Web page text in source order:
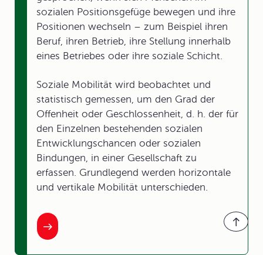
sozialen Positionsgefüge bewegen und ihre
Positionen wechseln – zum Beispiel ihren
Beruf, ihren Betrieb, ihre Stellung innerhalb
eines Betriebes oder ihre soziale Schicht.
Soziale Mobilität wird beobachtet und
statistisch gemessen, um den Grad der
Offenheit oder Geschlossenheit, d. h. der für
den Einzelnen bestehenden sozialen
Entwicklungschancen oder sozialen
Bindungen, in einer Gesellschaft zu
erfassen. Grundlegend werden horizontale
und vertikale Mobilität unterschieden.